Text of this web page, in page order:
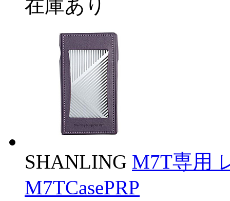
在庫あり
SHANLING M7T専用
M7TCasePRP